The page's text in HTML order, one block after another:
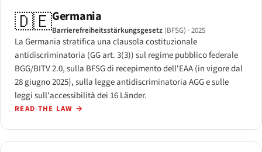
🇩🇪Germania
Barrierefreiheitsstärkungsgesetz (BFSG) · 2025
La Germania stratifica una clausola costituzionale
antidiscriminatoria (GG art. 3(3)) sul regime pubblico federale
BGG/BITV 2.0, sulla BFSG di recepimento dell'EAA (in vigore dal
28 giugno 2025), sulla legge antidiscriminatoria AGG e sulle
leggi sull'accessibilità dei 16 Länder.
READ THE LAW →